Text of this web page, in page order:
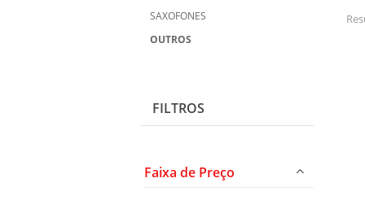
SAXOFONES
OUTROS
FILTROS
Faixa de Preço